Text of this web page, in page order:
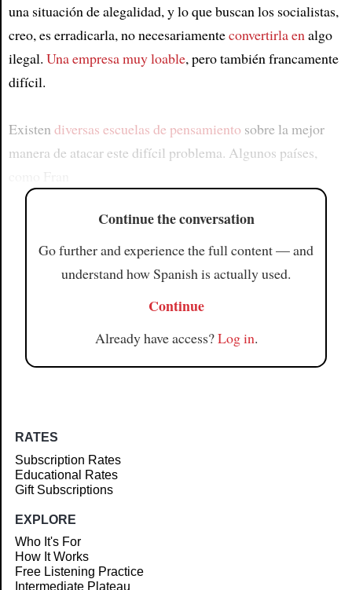
una situación de alegalidad, y lo que buscan los socialistas,
creo, es erradicarla, no necesariamenteconvertirla enalgo
ilegal. Una empresa muy loable, pero también francamente
difícil.
Existen diversas escuelas de pensamiento sobre la mejor
manera de atacar este difícil problema. Algunos países,
Continue the conversation
Go further and experience the full content — and
understand how Spanish is actually used.
Continue
Already have access?Log in.
RATES
Subscription Rates
Educational Rates
Gift Subscriptions
EXPLORE
Who It's For
How It Works
Free Listening Practice
Intermediate Plateau